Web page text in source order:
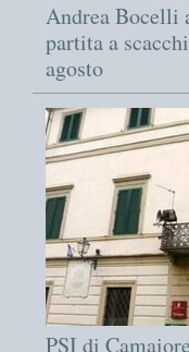
Andrea Bocelli
partita a
agosto
PSI di